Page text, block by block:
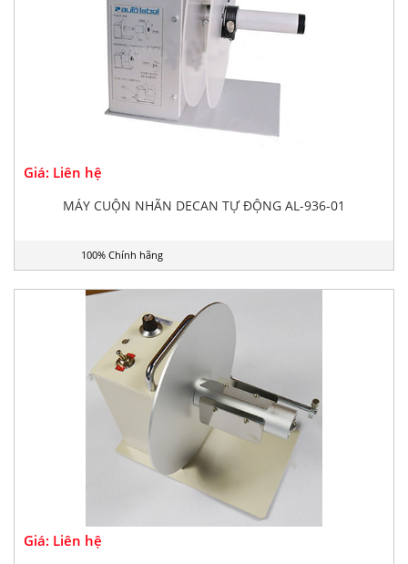
Giá: Liên hệ
MÁY CUỘN NHÃN DECAN TỰ ĐỘNG AL-936-01
100% Chính hãng
Giá: Liên hệ